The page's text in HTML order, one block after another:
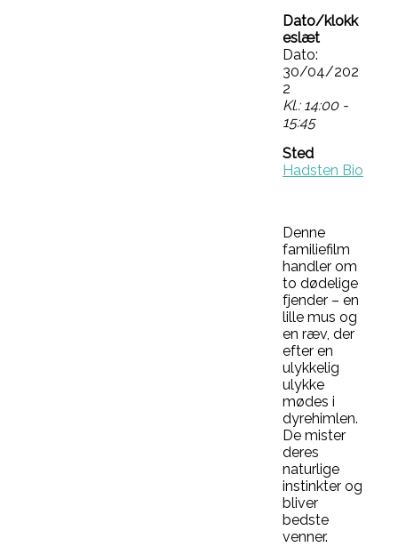
Dato/klokk
eslæt
Dato:
30/04/202
2
Kl.: 14:00 -
15:45
Sted
Hadsten Bio
Denne
familiefilm
handler om
to dødelige
fjender – en
lille mus og
en ræv, der
efter en
ulykkelig
ulykke
mødes i
dyrehimlen.
De mister
deres
naturlige
instinkter og
bliver
bedste
venner.